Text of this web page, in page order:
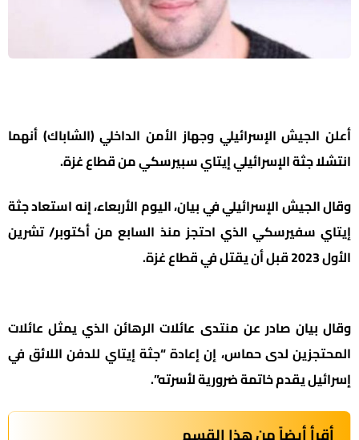
أعلن الجيش الإسرائيلي وجهاز الأمن الداخلي (الشاباك) أنهما
انتشلا جثة الإسرائيلي إيتاي سبيرسكي من قطاع غزة.
وقال الجيش الإسرائيلي في بيان، اليوم الأربعاء، إنه استعاد جثة
إيتاي سفيرسكي الذي احتجز منذ السابع من أكتوبر/ تشرين
الأول 2023 قبل أن يقتل في قطاع غزة.
وقال بيان صادر عن منتدى عائلات الرهائن الذي يمثل عائلات
المحتجزين لدى حماس، إن إعادة “جثة إيتاي للدفن اللائق في
إسرائيل يقدم خاتمة ضرورية لأسرته”.